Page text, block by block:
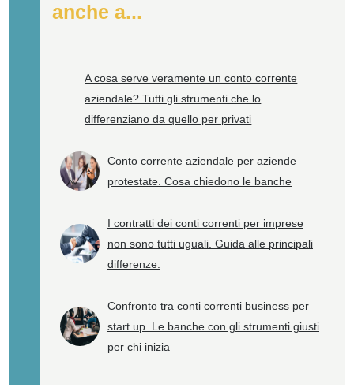
anche a...
A cosa serve veramente un conto corrente
aziendale? Tutti gli strumenti che lo
differenziano da quello per privati
Conto corrente aziendale per aziende
protestate. Cosa chiedono le banche
I contratti dei conti correnti per imprese
non sono tutti uguali. Guida alle principali
differenze.
Confronto tra conti correnti business per
start up. Le banche con gli strumenti giusti
per chi inizia